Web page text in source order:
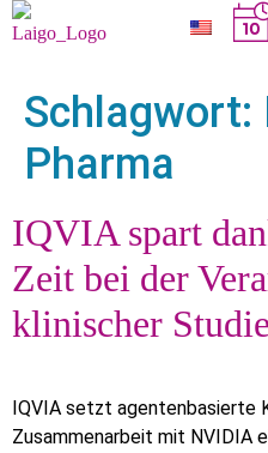
Schlagwort:
Pharma
IQVIA spart
Zeit bei der
klinischer
IQVIA setzt agentenbasierte
Zusammenarbeit mit NVIDIA